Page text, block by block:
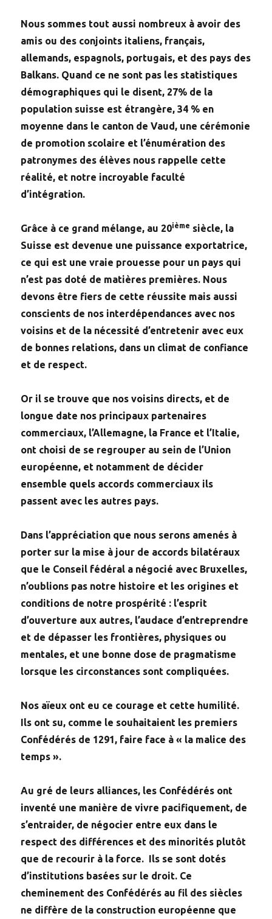
Nous sommes tout aussi nombreux à avoir des
amis ou des conjoints italiens, français,
allemands, espagnols, portugais, et des pays des
Balkans. Quand ce ne sont pas les statistiques
démographiques qui le disent, 27% de la
population suisse est étrangère, 34 % en
moyenne dans le canton de Vaud, une cérémonie
de promotion scolaire et l’énumération des
patronymes des élèves nous rappelle cette
réalité, et notre incroyable faculté
d’intégration.
Grâce à ce grand mélange, au 20ième siècle, la
Suisse est devenue une puissance exportatrice,
ce qui est une vraie prouesse pour un pays qui
n’est pas doté de matières premières. Nous
devons être fiers de cette réussite mais aussi
conscients de nos interdépendances avec nos
voisins et de la nécessité d’entretenir avec eux
de bonnes relations, dans un climat de confiance
et de respect.
Or il se trouve que nos voisins directs, et de
longue date nos principaux partenaires
commerciaux, l’Allemagne, la France et l’Italie,
ont choisi de se regrouper au sein de l’Union
européenne, et notamment de décider
ensemble quels accords commerciaux ils
passent avec les autres pays.
Dans l’appréciation que nous serons amenés à
porter sur la mise à jour de accords bilatéraux
que le Conseil fédéral a négocié avec Bruxelles,
n’oublions pas notre histoire et les origines et
conditions de notre prospérité : l’esprit
d’ouverture aux autres, l’audace d’entreprendre
et de dépasser les frontières, physiques ou
mentales, et une bonne dose de pragmatisme
lorsque les circonstances sont compliquées.
Nos aïeux ont eu ce courage et cette humilité.
Ils ont su, comme le souhaitaient les premiers
Confédérés de 1291, faire face à « la malice des
temps ».
Au gré de leurs alliances, les Confédérés ont
inventé une manière de vivre pacifiquement, de
s’entraider, de négocier entre eux dans le
respect des différences et des minorités plutôt
que de recourir à la force. Ils se sont dotés
d’institutions basées sur le droit. Ce
cheminement des Confédérés au fil des siècles
ne diffère de la construction européenne que